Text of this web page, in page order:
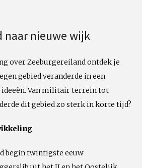
naar nieuwe wijk
over Zeeburgereiland ontdek je
gebied veranderde in een
Van militair terrein tot
dit gebied zo sterk in korte tijd?
begin twintigste eeuw